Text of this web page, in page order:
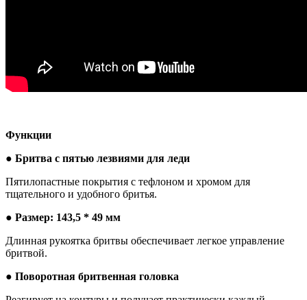
Функции
● Бритва с пятью лезвиями для леди
Пятилопастные покрытия с тефлоном и хромом для
тщательного и удобного бритья.
● Размер: 143,5 * 49 мм
Длинная рукоятка бритвы обеспечивает легкое управление
бритвой.
● Поворотная бритвенная головка